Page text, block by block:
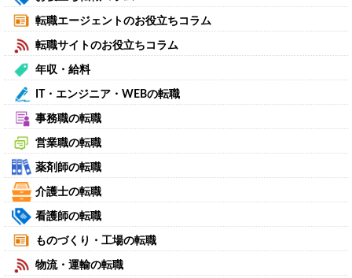
転職エージェントのお役立ちコラム
転職サイトのお役立ちコラム
年収・給料
IT・エンジニア・WEBの転職
事務職の転職
営業職の転職
薬剤師の転職
介護士の転職
看護師の転職
ものづくり・工場の転職
物流・運輸の転職